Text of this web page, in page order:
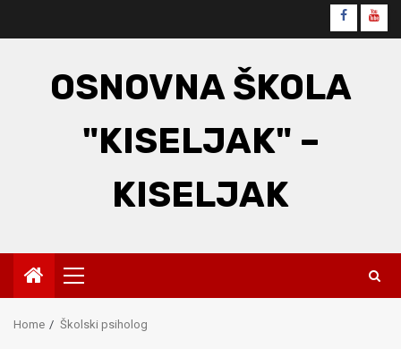
Facebook
OSNOVNA ŠKOLA
"KISELJAK" –
KISELJAK
Primary
Menu
Home Školski psiholog